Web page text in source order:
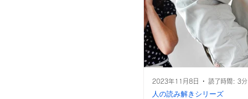
人の読み解きシリーズ
2023年11月8日 読了時間: 3分